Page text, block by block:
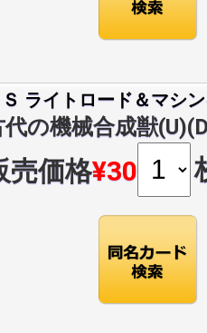
Ｓ ライトロード＆マシ
代の機械合成獣
売価格¥30